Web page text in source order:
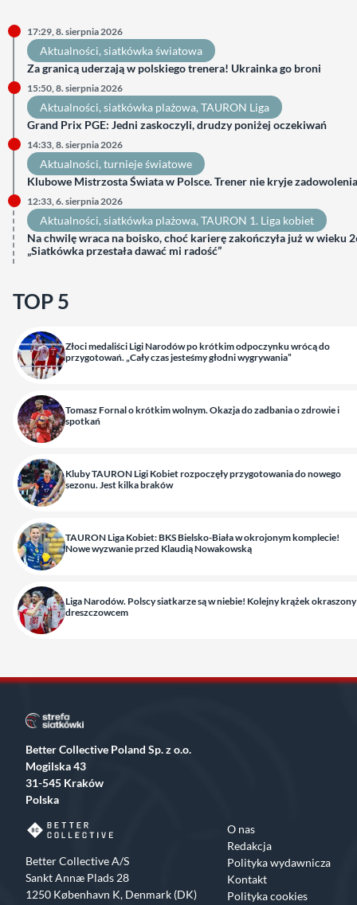
17:29, 8. sierpnia 2026
Aktualności, siatkówka światowa
Za granicą uderzają w polskiego trenera! Ukrainka go broni
15:50, 8. sierpnia 2026
Aktualności, siatkówka plażowa, TAURON Liga
Grand Prix PGE: Jedni zaskoczyli, drudzy poniżej oczekiwań
14:33, 8. sierpnia 2026
Aktualności, turnieje światowe
Klubowe Mistrzosta Świata w Polsce. Trener nie kryje zadowolenia
12:33, 6. sierpnia 2026
Aktualności, siatkówka plażowa, TAURON 1. Liga kobiet
Na chwilę wraca na boisko, choć karierę zakończyła już w wieku
„Siatkówka przestała dawać mi radość”
TOP 5
Złoci medaliści Ligi Narodów po krótkim odpoczynku wrócą do
przygotowań. „Cały czas jesteśmy głodni wygrywania”
Tomasz Fornal o krótkim wolnym. Okazja do zadbania o zdrowie i
spotkań
Kluby TAURON Ligi Kobiet rozpoczęły przygotowania do nowego
sezonu. Jest kilka braków
TAURON Liga Kobiet: BKS Bielsko-Biała w okrojonym komplecie!
Nowe wyzwanie przed Klaudią Nowakowską
Liga Narodów. Polscy siatkarze są w niebie! Kolejny krążek okraszony
dreszczowcem
Better Collective Poland Sp. z o.o.
Mogilska 43
31-545 Kraków
Polska
Better Collective A/S
Sankt Annæ Plads 28
1250 København K, Denmark (DK)
O nas
Redakcja
Polityka wydawnicza
Kontakt
Polityka cookies